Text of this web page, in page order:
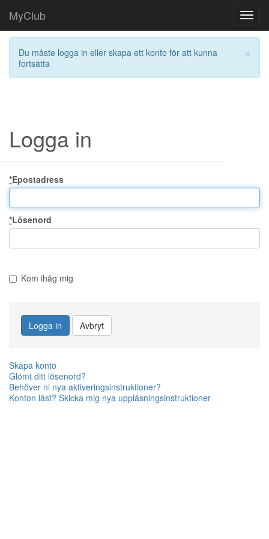
MyClub
×
Du måste logga in eller skapa ett konto för att kunna
fortsätta
Logga in
*Epostadress
*Lösenord
Kom ihåg mig
Logga in Avbryt
Skapa konto
Glömt ditt lösenord?
Behöver ni nya aktiveringsinstruktioner?
Konton låst? Skicka mig nya upplåsningsinstruktioner